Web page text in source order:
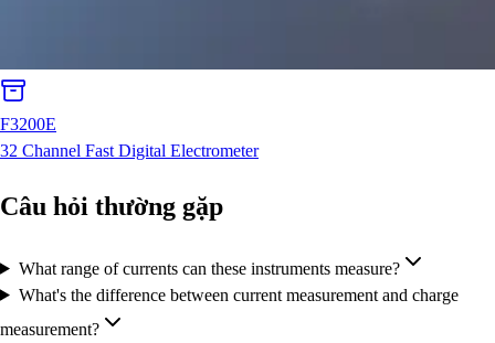
F3200E
32 Channel Fast Digital Electrometer
Câu hỏi thường gặp
What range of currents can these instruments measure?
What's the difference between current measurement and charge
measurement?